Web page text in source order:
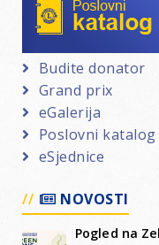
Budite donator
Grand prix
eGalerija
Poslovni katalog
eSjednice
NOVOSTI
Pogled na